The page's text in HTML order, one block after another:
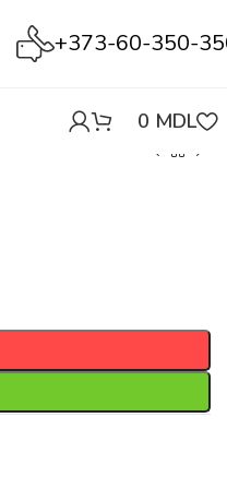
+373-60-350-
0 MDL